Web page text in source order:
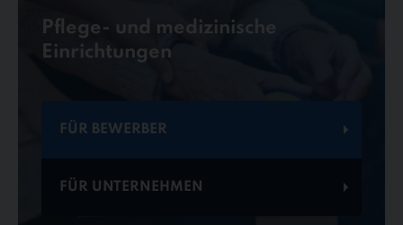
Pflege- und medizinische
Einrichtungen
FÜR BEWERBER
FÜR UNTERNEHMEN